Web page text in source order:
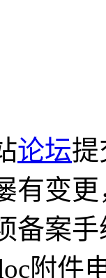
论坛提
有变
备案
附件